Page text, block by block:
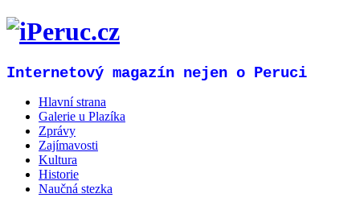
Internetový magazín nejen o Peruci
Hlavní strana
Galerie u Plazíka
Zprávy
Zajímavosti
Kultura
Historie
Naučná stezka